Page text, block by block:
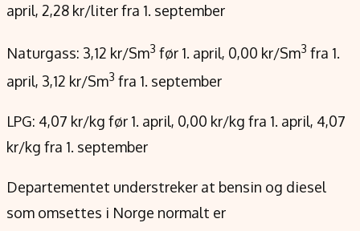
april, 2,28 kr/liter fra 1. september
Naturgass: 3,12 kr/Sm3 før 1. april, 0,00 kr/Sm3 fra 1.
april, 3,12 kr/Sm3 fra 1. september
LPG: 4,07 kr/kg før 1. april, 0,00 kr/kg fra 1. april, 4,07
kr/kg fra 1. september
Departementet understreker at bensin og diesel
som omsettes i Norge normalt er